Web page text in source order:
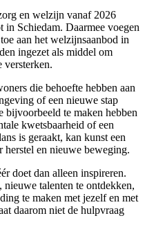
en welzijn vanaf 2026
Schiedam. Daarmee voegen
aan het welzijnsaanbod in
ingezet als middel om
versterken.
die behoefte hebben aan
of een nieuwe stap
bijvoorbeeld te maken hebben
kwetsbaarheid of een
is geraakt, kan kunst een
herstel en nieuwe beweging.
doet dan alleen inspireren.
talenten te ontdekken,
te maken met jezelf en met
daarom niet de hulpvraag